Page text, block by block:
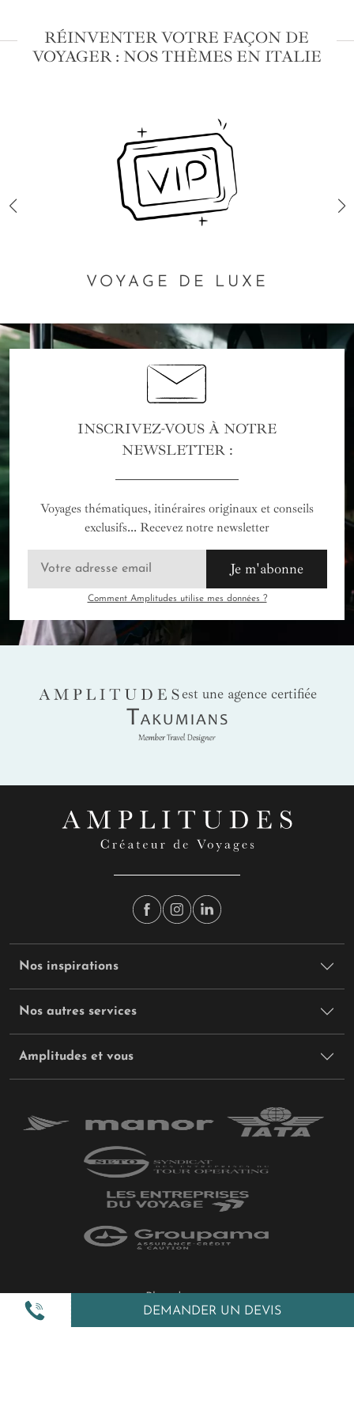
DEMANDER UN DEVIS
RÉINVENTER VOTRE FAÇON DE
VOYAGER : NOS THÈMES EN ITALIE
VOYAGE DE LUXE
INSCRIVEZ-VOUS À NOTRE
NEWSLETTER :
Voyages thématiques, itinéraires originaux et conseils
exclusifs... Recevez notre newsletter
Je m'abonne
Comment Amplitudes utilise mes données ?
AMPLITUDES
est une agence certifiée
Takumians
Nos inspirations
Nos autres services
Amplitudes et vous
Politique de confidentialité